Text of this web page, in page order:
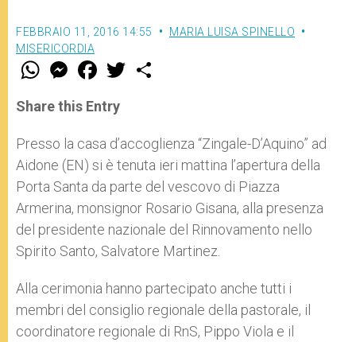
FEBBRAIO 11, 2016 14:55
MARIA LUISA SPINELLO
MISERICORDIA
W
t
s
p
p
M
e
s
e
g
e
r
F
a
e
b
o
k
w
r
Share this Entry
Presso la casa d’accoglienza “Zingale-D’Aquino” ad
Aidone (EN) si è tenuta ieri mattina l’apertura della
Porta Santa da parte del vescovo di Piazza
Armerina, monsignor Rosario Gisana, alla presenza
del presidente nazionale del Rinnovamento nello
Spirito Santo, Salvatore Martinez.
Alla cerimonia hanno partecipato anche tutti i
membri del consiglio regionale della pastorale, il
coordinatore regionale di RnS, Pippo Viola e il